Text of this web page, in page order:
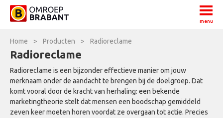
menu
Home > Producten > Radioreclame
Radioreclame
Radioreclame is een bijzonder effectieve manier om jouw
merknaam onder de aandacht te brengen bij de doelgroep. Dat
komt vooral door de kracht van herhaling: een bekende
marketingtheorie stelt dat mensen een boodschap gemiddeld
zeven keer moeten horen voordat ze overgaan tot actie. Precies